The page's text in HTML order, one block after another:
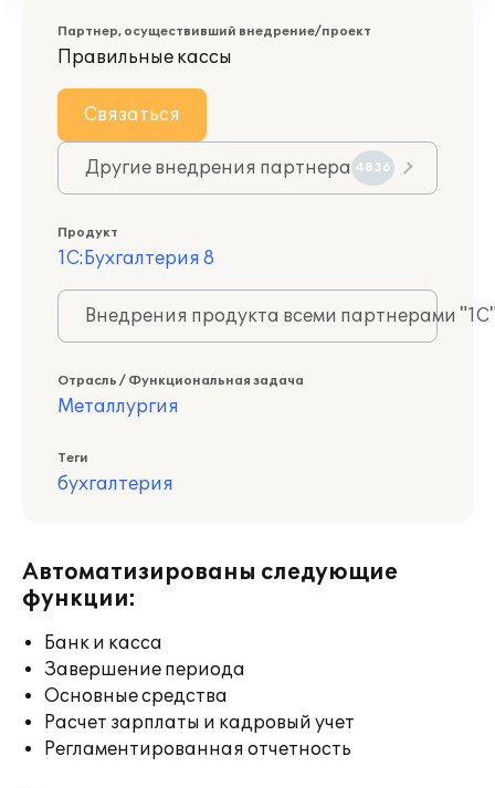
Партнер, осуществивший внедрение/проект
Правильные кассы
Связаться
Другие внедрения партнера 4836
Продукт
1С:Бухгалтерия 8
Внедрения продукта всеми партнерами
Отрасль / Функциональная задача
Металлургия
Теги
бухгалтерия
Автоматизированы следующие
функции:
Банк и касса
Завершение периода
Основные средства
Расчет зарплаты и кадровый учет
Регламентированная отчетность